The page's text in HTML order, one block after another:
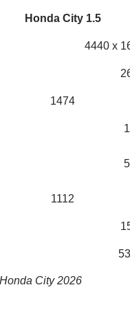
Honda City 1.5
4440 x
1474
1112
City 2026